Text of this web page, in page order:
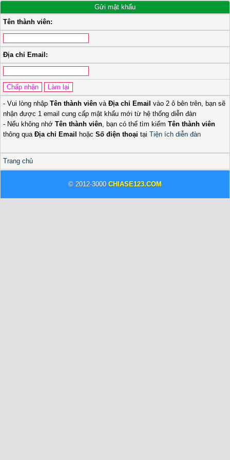
Gửi mật khẩu
Tên thành viên:
Địa chỉ Email:
- Vui lòng nhập Tên thành viên và Địa chỉ Email vào 2 ô bên trên, bạn sẽ
nhận được 1 email cung cấp mật khẩu mới từ hệ thống diễn đàn
- Nếu không nhớ Tên thành viên, bạn có thể tìm kiếm Tên thành viên
thông qua Địa chỉ Email hoặc Số điện thoại tại Tiện ích diễn đàn
Trang chủ
© 2012-3000 CHIASE123.COM